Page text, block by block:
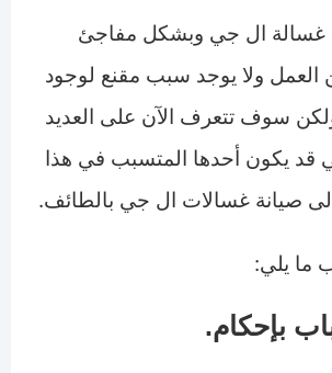
غسالة ال جي وبشكل مفاجئ
العمل ولا يوجد سبب مقنع لوجود
سوف تتعرف الآن على العديد
قد يكون أحدها المتسبب في هذا
صيانة غسالات ال جي بالطائف.
ما يلي:
بإحكام.